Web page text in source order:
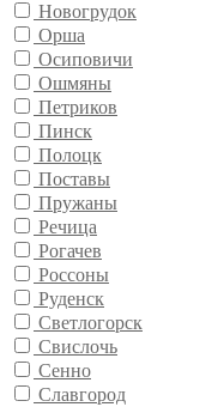
Новогрудок
Орша
Осиповичи
Ошмяны
Петриков
Пинск
Полоцк
Поставы
Пружаны
Речица
Рогачев
Россоны
Руденск
Светлогорск
Свислочь
Сенно
Славгород